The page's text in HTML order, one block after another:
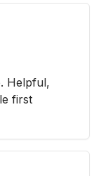
Helpful,
first